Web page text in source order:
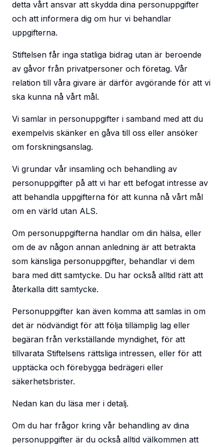
detta vårt ansvar att skydda dina personuppgifter
och att informera dig om hur vi behandlar
uppgifterna.
Stiftelsen får inga statliga bidrag utan är beroende
av gåvor från privatpersoner och företag. Vår
relation till våra givare är därför avgörande för att vi
ska kunna nå vårt mål.
Vi samlar in personuppgifter i samband med att du
exempelvis skänker en gåva till oss eller ansöker
om forskningsanslag.
Vi grundar vår insamling och behandling av
personuppgifter på att vi har ett befogat intresse av
att behandla uppgifterna för att kunna nå vårt mål
om en värld utan ALS.
Om personuppgifterna handlar om din hälsa, eller
om de av någon annan anledning är att betrakta
som känsliga personuppgifter, behandlar vi dem
bara med ditt samtycke. Du har också alltid rätt att
återkalla ditt samtycke.
Personuppgifter kan även komma att samlas in om
det är nödvändigt för att följa tillämplig lag eller
begäran från verkställande myndighet, för att
tillvarata Stiftelsens rättsliga intressen, eller för att
upptäcka och förebygga bedrägeri eller
säkerhetsbrister.
Nedan kan du läsa mer i detalj.
Om du har frågor kring vår behandling av dina
personuppgifter är du också alltid välkommen att